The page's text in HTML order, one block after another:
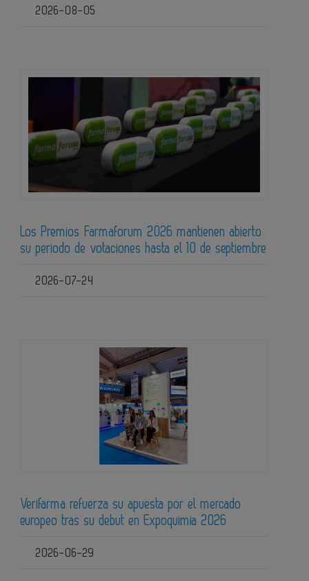
2026-08-05
Los Premios Farmaforum 2026 mantienen abierto
su periodo de votaciones hasta el 10 de septiembre
2026-07-24
Verifarma refuerza su apuesta por el mercado
europeo tras su debut en Expoquimia 2026
2026-06-29